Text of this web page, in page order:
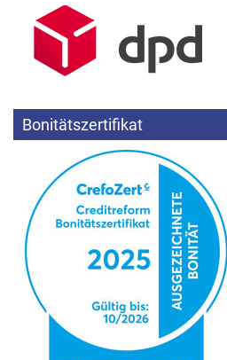
Bonitätszertifikat